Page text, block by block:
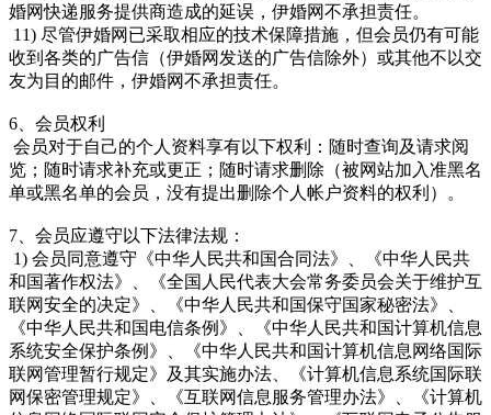
婚网快递服务提供商造成的延误，伊婚网不承担责任。
11) 尽管伊婚网已采取相应的技术保障措施，但会员仍有可能
收到各类的广告信（伊婚网发送的广告信除外）或其他不以交
友为目的邮件，伊婚网不承担责任。
6、会员权利
会员对于自己的个人资料享有以下权利：随时查询及请求阅
览；随时请求补充或更正；随时请求删除（被网站加入准黑名
单或黑名单的会员，没有提出删除个人帐户资料的权利）。
7、会员应遵守以下法律法规：
1) 会员同意遵守《中华人民共和国合同法》、《中华人民共
和国著作权法》、《全国人民代表大会常务委员会关于维护互
联网安全的决定》、《中华人民共和国保守国家秘密法》、
《中华人民共和国电信条例》、《中华人民共和国计算机信息
系统安全保护条例》、《中华人民共和国计算机信息网络国际
联网管理暂行规定》及其实施办法、《计算机信息系统国际联
网保密管理规定》、《互联网信息服务管理办法》、《计算机